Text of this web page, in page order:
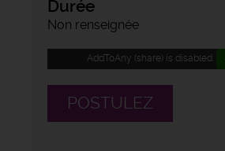
Durée
Non renseignée
AddToAny (share) is disabled.
POSTULEZ